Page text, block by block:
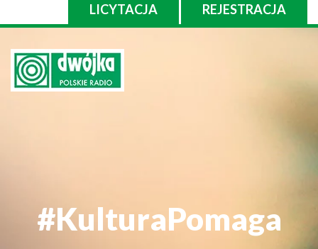
LICYTACJA REJESTRACJA
#KulturaPomaga